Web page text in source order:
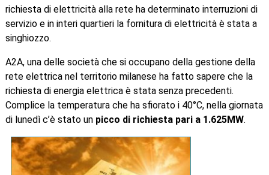
richiesta di elettricità alla rete ha determinato interruzioni di
servizio e in interi quartieri la fornitura di elettricità è stata a
singhiozzo.
A2A, una delle società che si occupano della gestione della
rete elettrica nel territorio milanese ha fatto sapere che la
richiesta di energia elettrica è stata senza precedenti.
Complice la temperatura che ha sfiorato i 40°C, nella giornata
di lunedì c’è stato unpicco di richiesta pari a 1.625MW.